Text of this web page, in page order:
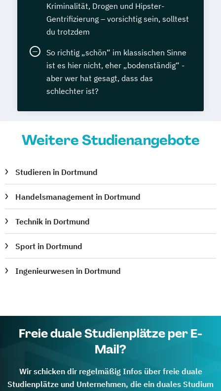
Kriminalität, Drogen und Hipster-
Gentrifizierung – vorsichtig sein, solltest
du trotzdem
So richtig „schön“ im klassischen Sinne
ist es hier nicht, eher „bodenständig“ -
aber wer hat gesagt, dass das
schlechter ist?
Weitere Studienangebote
Studieren in Dortmund
Handelsmanagement in Dortmund
Technik in Dortmund
Sport in Dortmund
Ingenieurwesen in Dortmund
Freie duale Studienplätze per E-
Mail?
Wir schicken dir regelmäßig Infos über freie duale
Studienplätze und Unternehmen, die ein duales Studium